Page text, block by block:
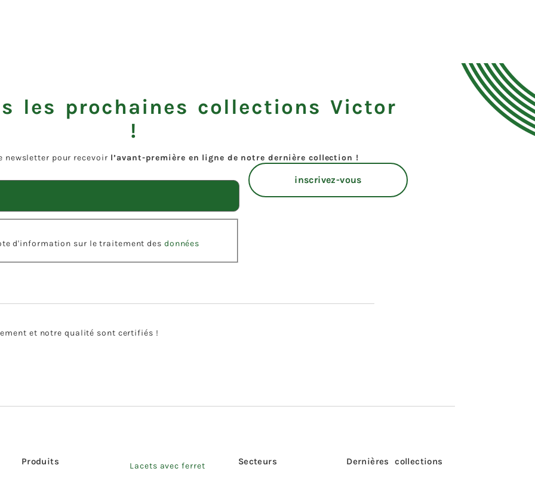
les prochaines collections Victor
!
newsletter pour recevoir l’avant-première en ligne de notre dernière collection !
d'information sur le traitement des données
et notre qualité sont certifiés !
Produits Lacets avec ferret Secteurs Dernières collections